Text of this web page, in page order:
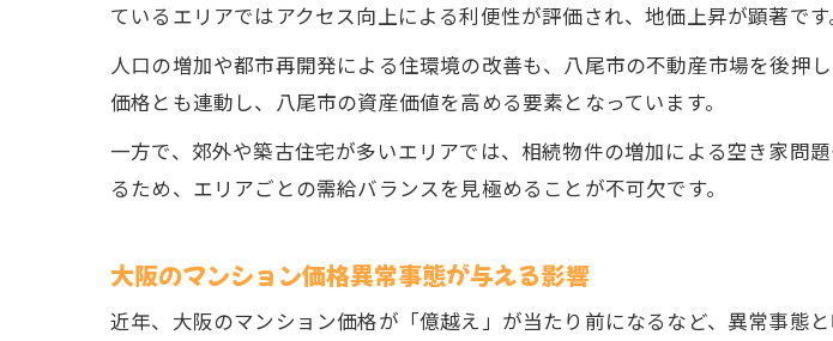
歴史的データで見る
大阪の不動産価格と
価格下落リスクとバ
大阪の不動産下落リスク
不動産下落を避ける
大阪タワマン暴落が
ているエリアではアクセス向上による利便性が評価され、地価上昇が顕著です
人口の増加や都市再開発による住環境の改善も、八尾市の不動産市場を後押
価格とも連動し、八尾市の資産価値を高める要素となっています。
一方で、郊外や築古住宅が多いエリアでは、相続物件の増加による空き家問
るため、エリアごとの需給バランスを見極めることが不可欠です。
大阪のマンション価格異常事態が与える影響
近年、大阪のマンション価格が「億越え」が当たり前になるなど、異常事態